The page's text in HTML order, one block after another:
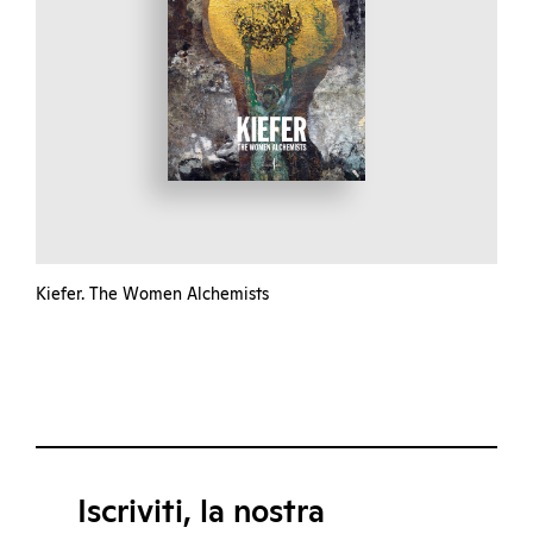
Kiefer. The Women Alchemists
Iscriviti, la nostra